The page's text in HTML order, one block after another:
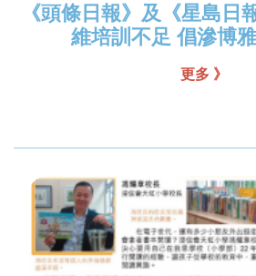
《頭條日報》及《星島日
維培訓不足 倡滲博
更多 》